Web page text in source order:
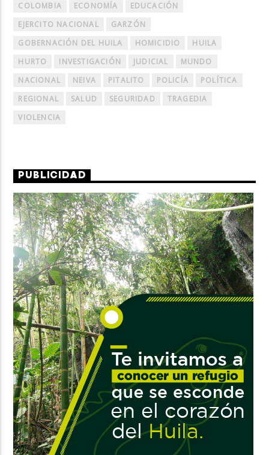
COLOMBIA
ECONOMÍA
EDUCACIÓN
EJERCITO NACIONAL
GARZÓN
GOBERNACIÓN DEL HUILA
HOMICIDIO
HUILA
HURTO
INVESTIGACIÓN JUDICIAL
MUNDO
NACIONAL
NEIVA PITALITO POLICÍA
POLÍTICA
REGIONAL
SALUD SEGURIDAD
TRAGEDIA
VIOLENCIA
PUBLICIDAD